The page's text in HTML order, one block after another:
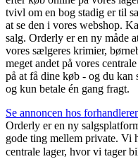
tvivl om en bog stadig er til
at se den i vores webshop.
salg. Orderly er en ny måde
vores sælgeres krimier,
meget andet på vores
på at få dine køb - og du
og kun betale én gang fragt.
Se annoncen hos
Orderly er en ny
gode ting mellem private. Vi
centrale lager, hvor vi tager